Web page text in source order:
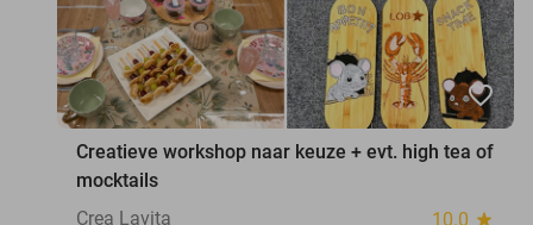
favorite_border
Creatieve workshop naar keuze + evt. high tea of
mocktails
Crea Lavita
10.0 star